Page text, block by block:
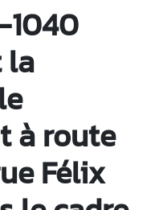
1040
la
à route
Félix